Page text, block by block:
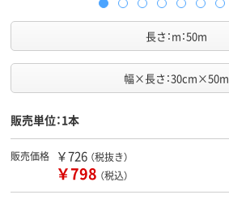
長さ：m：50m
幅×長さ：30cm×50m
販売単位：1本
販売価格 ￥726 （税抜き）
￥798 （税込）